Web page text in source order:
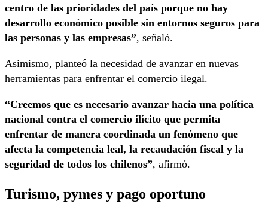
centro de las prioridades del país porque no hay
desarrollo económico posible sin entornos seguros para
las personas y las empresas”, señaló.
Asimismo, planteó la necesidad de avanzar en nuevas
herramientas para enfrentar el comercio ilegal.
“Creemos que es necesario avanzar hacia una política
nacional contra el comercio ilícito que permita
enfrentar de manera coordinada un fenómeno que
afecta la competencia leal, la recaudación fiscal y la
seguridad de todos los chilenos”, afirmó.
Turismo, pymes y pago oportuno